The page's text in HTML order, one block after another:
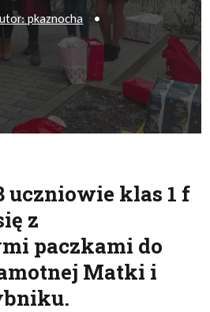
pkaznocha •
się na FB
uczniowie klas 1 f
z
paczkami do
Matki i